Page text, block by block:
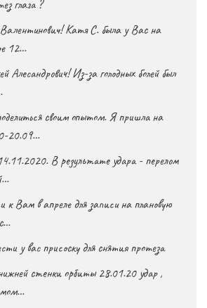
глаза ?
Катя С. была у Вас на
12…
Алесандрович! Из-за голодных болей был
своим опытом. Я пришла на
20.09…
В результате удара - перелом
Вам в апреле для записи на плановую
у вас присоску для снятия протеза
стенки орбиты 28.01.20 удар ,